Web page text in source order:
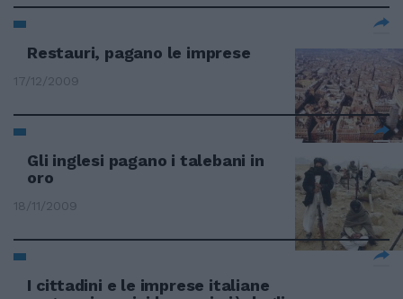
Restauri, pagano le imprese
17/12/2009
Gli inglesi pagano i talebani in
oro
18/11/2009
I cittadini e le imprese italiane